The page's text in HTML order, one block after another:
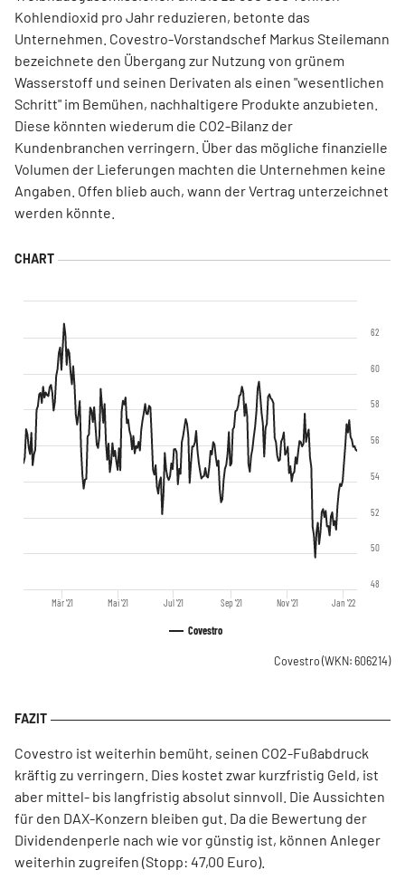
Kohlendioxid pro Jahr reduzieren, betonte das
Unternehmen. Covestro-Vorstandschef Markus Steilemann
bezeichnete den Übergang zur Nutzung von grünem
Wasserstoff und seinen Derivaten als einen "wesentlichen
Schritt" im Bemühen, nachhaltigere Produkte anzubieten.
Diese könnten wiederum die CO2-Bilanz der
Kundenbranchen verringern. Über das mögliche finanzielle
Volumen der Lieferungen machten die Unternehmen keine
Angaben. Offen blieb auch, wann der Vertrag unterzeichnet
werden könnte.
Covestro
Mär '21 Mai '21 Jul '21 Sep '21 Nov '21 Jan '22
48
50
52
54
56
58
60
62
Covestro (WKN: 606214)
Covestro ist weiterhin bemüht, seinen CO2-Fußabdruck
kräftig zu verringern. Dies kostet zwar kurzfristig Geld, ist
aber mittel- bis langfristig absolut sinnvoll. Die Aussichten
für den DAX-Konzern bleiben gut. Da die Bewertung der
Dividendenperle nach wie vor günstig ist, können Anleger
weiterhin zugreifen (Stopp: 47,00 Euro).